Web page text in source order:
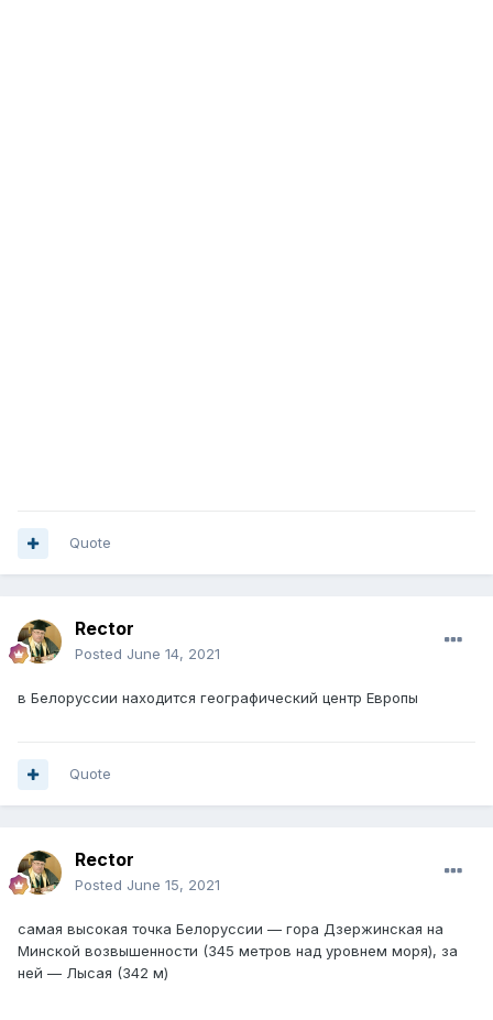
Quote
Rector
Posted June 14, 2021
в Белоруссии находится географический центр Европы
Quote
Rector
Posted June 15, 2021
самая высокая точка Белоруссии — гора Дзержинская на
Минской возвышенности (345 метров над уровнем моря), за
ней — Лысая (342 м)